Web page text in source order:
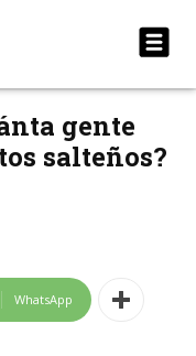
gente
salteños?
WhatsApp